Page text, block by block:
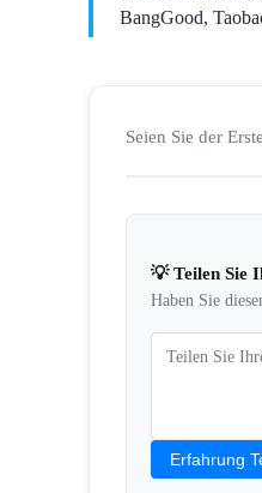
BangGood,
Seien Sie der
💡 Teilen Sie
Haben Sie
Erfahrung